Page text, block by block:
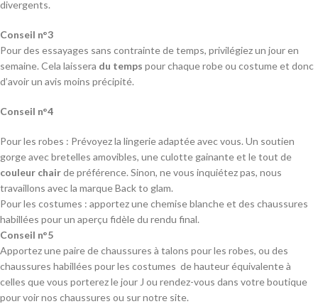
divergents.
Conseil n°3
Pour des essayages sans contrainte de temps, privilégiez un jour en
semaine. Cela laissera du temps pour chaque robe ou costume et donc
d’avoir un avis moins précipité.
Conseil n°4
Pour les robes : Prévoyez la lingerie adaptée avec vous. Un soutien
gorge avec bretelles amovibles, une culotte gainante et le tout de
couleur chairde préférence. Sinon, ne vous inquiétez pas, nous
travaillons avec la marque Back to glam.
Pour les costumes : apportez une chemise blanche et des chaussures
habillées pour un aperçu fidèle du rendu final.
Conseil n°5
Apportez une paire de chaussures à talons pour les robes, ou des
chaussures habillées pour les costumes de hauteur équivalente à
celles que vous porterez le jour J ou rendez-vous dans votre boutique
pour voir nos chaussures ou sur notre site.